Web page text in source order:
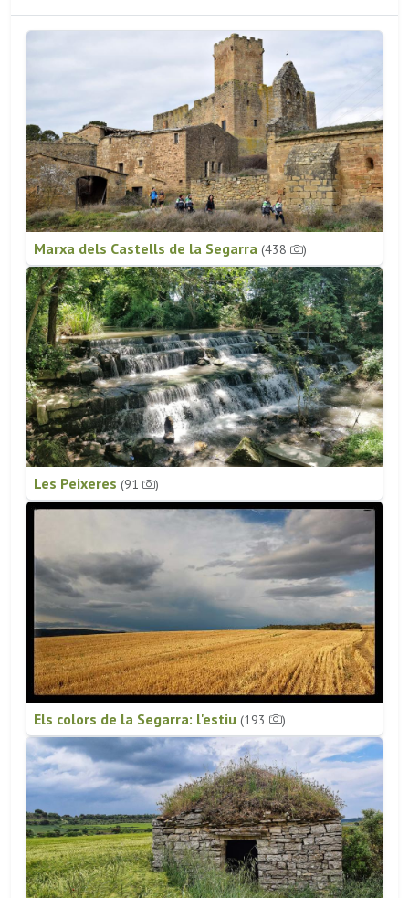
Marxa dels Castells de la Segarra (438 )
Les Peixeres (91 )
Els colors de la Segarra: l'estiu (193 )